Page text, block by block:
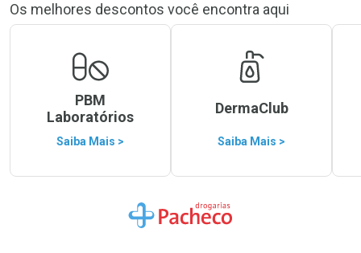
Os melhores descontos você encontra aqui
PBM
Laboratórios
Saiba Mais >
DermaClub
Saiba Mais >
Ir para a Home